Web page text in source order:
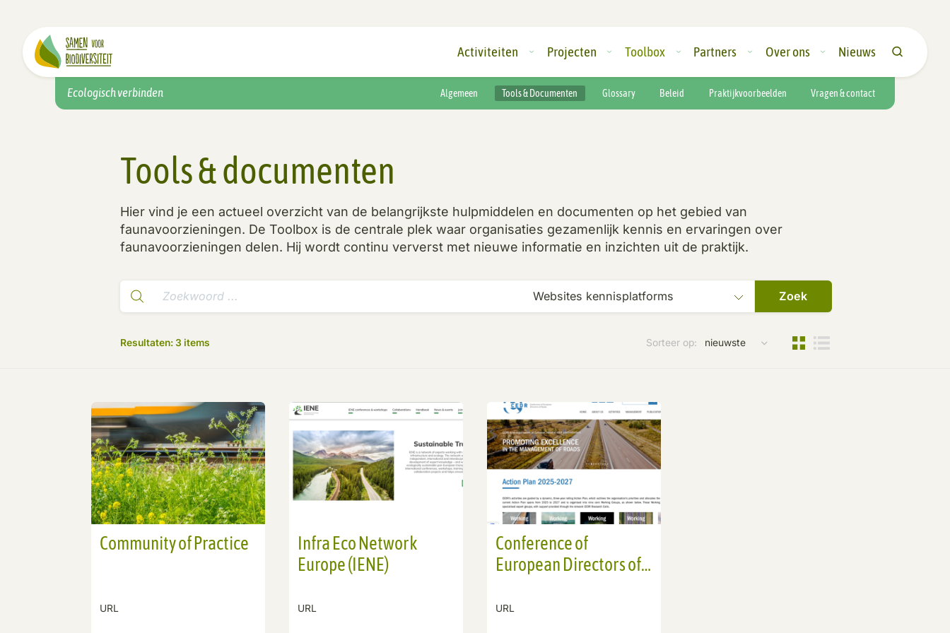
Activiteiten Projecten Toolbox Partners Over ons Nieuws
Ecologisch verbinden Algemeen Tools & Documenten Glossary Beleid Praktijkvoorbeelden Vragen & contact
Tools & documenten
Hier vind je een actueel overzicht van de belangrijkste hulpmiddelen en documenten op het gebied van
faunavoorzieningen. De Toolbox is de centrale plek waar organisaties gezamenlijk kennis en ervaringen over
faunavoorzieningen delen. Hij wordt continu ververst met nieuwe informatie en inzichten uit de praktijk.
Zoek
Resultaten:3 items Sorteer op:
Community of Practice
URL
Infra Eco Network
Europe (IENE)
URL
Conference of
European Directors of
URL